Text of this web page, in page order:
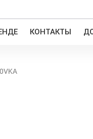
КОНТАКТЫ